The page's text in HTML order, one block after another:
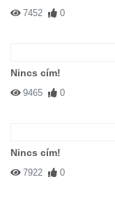
7452 0
Nincs cím!
9465 0
Nincs cím!
7922 0